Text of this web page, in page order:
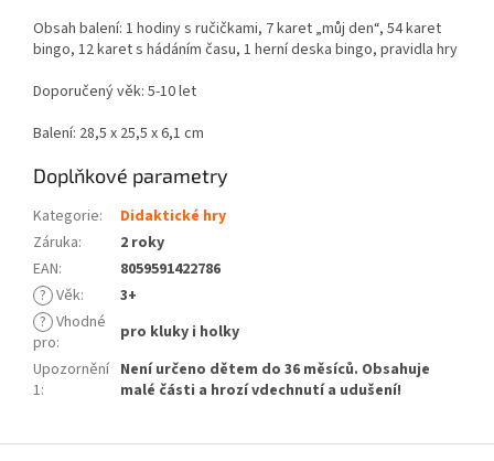
Obsah balení: 1 hodiny s ručičkami, 7 karet „můj den“, 54 karet
bingo, 12 karet s hádáním času, 1 herní deska bingo, pravidla hry
Doporučený věk: 5-10 let
Balení: 28,5 x 25,5 x 6,1 cm
Doplňkové parametry
Kategorie:
Didaktické hry
Záruka:
2 roky
EAN:
8059591422786
? Věk:
3+
? Vhodné
pro:
pro kluky i holky
Upozornění
1:
Není určeno dětem do 36 měsíců. Obsahuje
malé části a hrozí vdechnutí a udušení!